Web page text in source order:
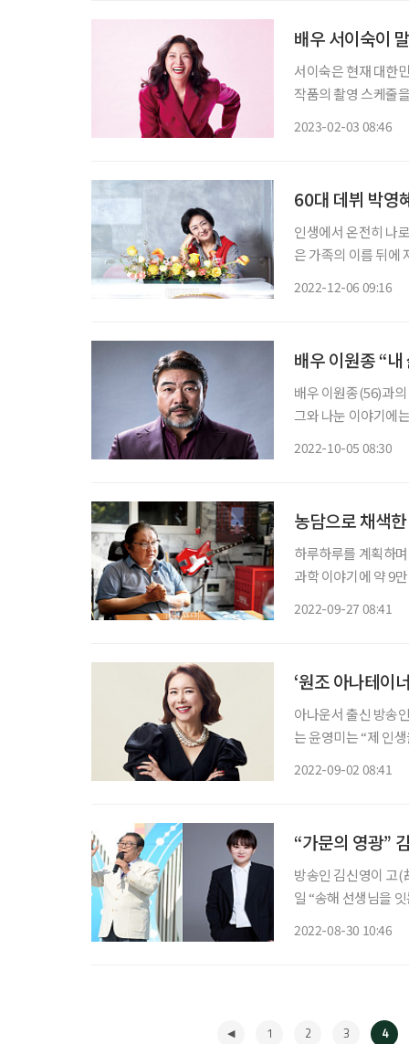
배우 서이숙이
서이숙은 현재 대한
작품의 촬영 스케줄
2023-02-03 08:46
60대 데뷔 박영
인생에서 온전히 나
은 가족의 이름 뒤에
2022-12-06 09:16
배우 이원종 “
배우 이원종(56)과
그와 나눈 이야기에
2022-10-05 08:30
농담으로 채색
하루하루를 계획하
과학 이야기에 약 9
2022-09-27 08:41
‘원조 아나테이
아나운서 출신 방송
는 윤영미는 “제 인
2022-09-02 08:41
“가문의 영광”
방송인 김신영이 고(
일 “송해 선생님을
2022-08-30 10:46
1 2 3 4